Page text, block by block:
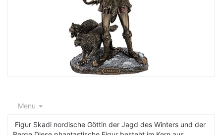
Menu
Figur Skadi nordische Göttin der Jagd des Winters und der